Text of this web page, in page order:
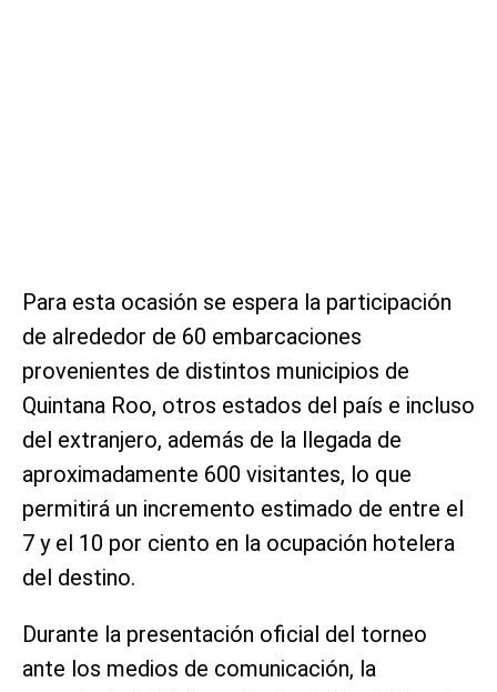
Para esta ocasión se espera la participación
de alrededor de 60 embarcaciones
provenientes de distintos municipios de
Quintana Roo, otros estados del país e incluso
del extranjero, además de la llegada de
aproximadamente 600 visitantes, lo que
permitirá un incremento estimado de entre el
7 y el 10 por ciento en la ocupación hotelera
del destino.
Durante la presentación oficial del torneo
ante los medios de comunicación, la